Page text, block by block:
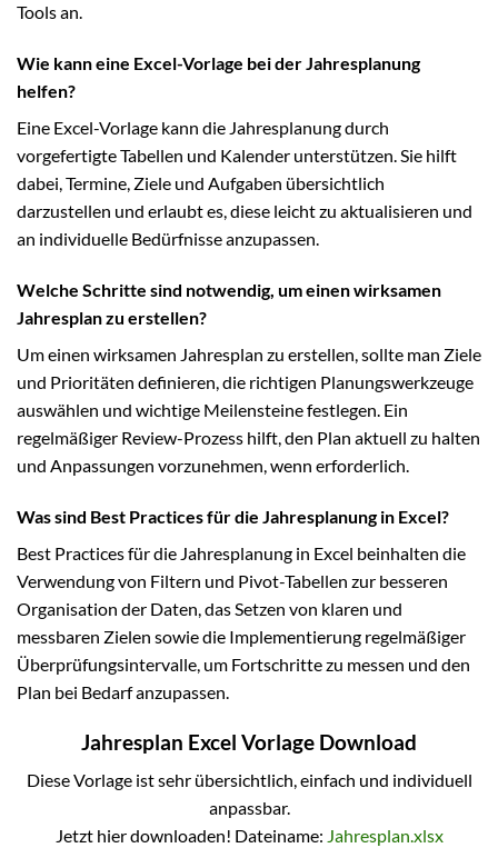
Tools an.
Wie kann eine Excel-Vorlage bei der Jahresplanung
helfen?
Eine Excel-Vorlage kann die Jahresplanung durch
vorgefertigte Tabellen und Kalender unterstützen. Sie hilft
dabei, Termine, Ziele und Aufgaben übersichtlich
darzustellen und erlaubt es, diese leicht zu aktualisieren und
an individuelle Bedürfnisse anzupassen.
Welche Schritte sind notwendig, um einen wirksamen
Jahresplan zu erstellen?
Um einen wirksamen Jahresplan zu erstellen, sollte man Ziele
und Prioritäten definieren, die richtigen Planungswerkzeuge
auswählen und wichtige Meilensteine festlegen. Ein
regelmäßiger Review-Prozess hilft, den Plan aktuell zu halten
und Anpassungen vorzunehmen, wenn erforderlich.
Was sind Best Practices für die Jahresplanung in Excel?
Best Practices für die Jahresplanung in Excel beinhalten die
Verwendung von Filtern und Pivot-Tabellen zur besseren
Organisation der Daten, das Setzen von klaren und
messbaren Zielen sowie die Implementierung regelmäßiger
Überprüfungsintervalle, um Fortschritte zu messen und den
Plan bei Bedarf anzupassen.
Jahresplan Excel Vorlage Download
Diese Vorlage ist sehr übersichtlich, einfach und individuell
anpassbar.
Jetzt hier downloaden! Dateiname: Jahresplan.xlsx